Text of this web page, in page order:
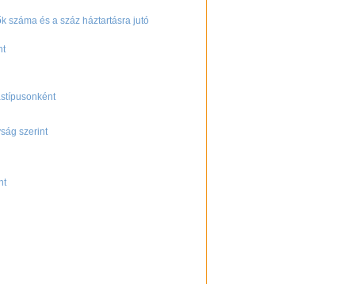
száma és a száz háztartásra jutó
szerint